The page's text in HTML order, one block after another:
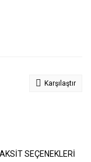
Karşılaştır
SEÇENEKLERİ